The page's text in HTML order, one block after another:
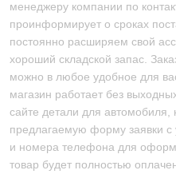
менеджеру компании по
проинформирует о сроках
постоянно расширяем свой
хороший складской запас.
можно в любое удобное для
магазин работает без
сайте детали для автомобиля,
предлагаемую форму заявки с
и номера телефона для
товар будет полностью